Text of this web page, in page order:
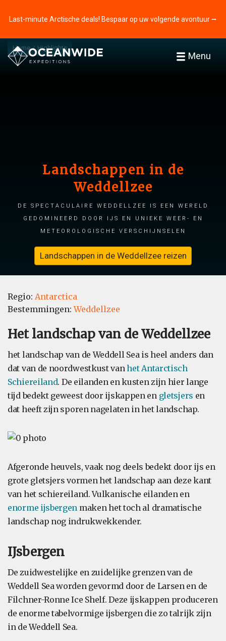
Last-minute Arctische deals! Bespaar op uw volgende avontuur ⭢
Menu
Home Highlights
Landschappen in de
Weddellzee
De spectaculaire Weddellzee is een wereld
gedomineerd door ijs en unieke weer- en
meteorologische verschijnselen
Landschappen in de Weddellzee reizen
Regio: Antarctica
Bestemmingen:Weddellzee
Het landschap van de Weddellzee
het landschap van de Weddell Sea is heel anders dan
dat van de noordwestkust vanhet Antarctisch
Schiereiland. De eilanden en kusten zijn hier lange
tijd bedekt geweest door ijskappen en gletsjers en
dat heeft zijn sporen nagelaten in het landschap.
Afgeronde heuvels, vaak nog deels bedekt door ijs en
grote gletsjers vormen het landschap aan deze kant
van het schiereiland. Vulkanische eilanden en
enorme ijsbergen maken het toch al dramatische
landschap nog indrukwekkender.
IJsbergen
De zuidwestelijke en zuidelijke grenzen van de
Weddell Sea worden gevormd door de Larsen en de
Filchner-Ronne Ice Shelf. Deze ijskappen produceren
de enorme tabelvormige ijsbergen die zo talrijk zijn
in de Weddell Sea.